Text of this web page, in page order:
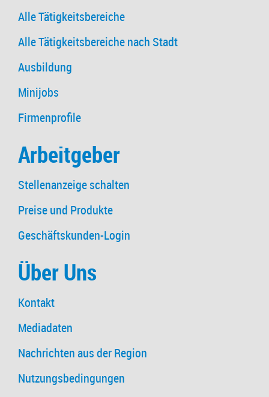
Alle Tätigkeitsbereiche
Alle Tätigkeitsbereiche nach Stadt
Ausbildung
Minijobs
Firmenprofile
Arbeitgeber
Stellenanzeige schalten
Preise und Produkte
Geschäftskunden-Login
Über Uns
Kontakt
Mediadaten
Nachrichten aus der Region
Nutzungsbedingungen